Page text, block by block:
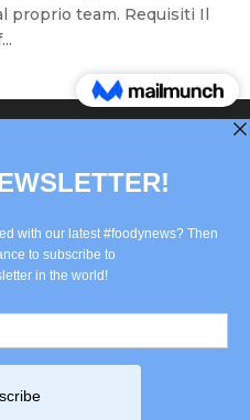
proprio team. Requisiti Il
2022 +49(0)30
italian.com
Policy